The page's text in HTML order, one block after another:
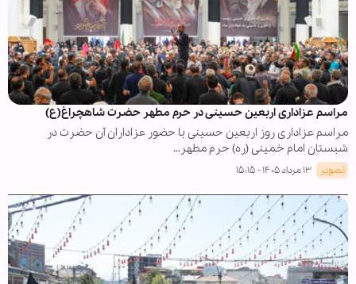
مراسم عزاداری اربعین حسینی در حرم مطهر حضرت شاهچراغ(ع)
مراسم عزاداری روز اربعین حسینی با حضور عزاداران آن حضرت در
شبستان امام خمینی (ره) حرم مطهر…
تصویر ۱۳ مرداد ۱۴۰۵ - ۱۵:۱۵